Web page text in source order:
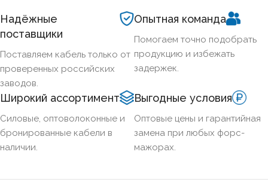
Надёжные
поставщики
Поставляем кабель только от
проверенных российских
заводов.
Опытная команда
Помогаем точно подобрать
продукцию и избежать
задержек.
Широкий ассортимент
Силовые, оптоволоконные и
бронированные кабели в
наличии.
Выгодные условия
Оптовые цены и гарантийная
замена при любых форс-
мажорах.